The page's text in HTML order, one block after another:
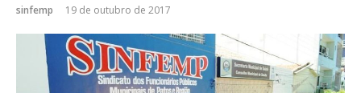
sinfemp 19 de outubro de 2017